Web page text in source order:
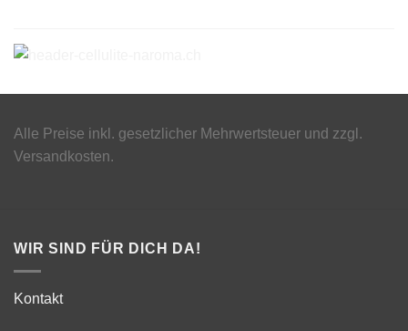
Alle Preise inkl. gesetzlicher Mehrwertsteuer und zzgl.
Versandkosten.
WIR SIND FÜR DICH DA!
Kontakt